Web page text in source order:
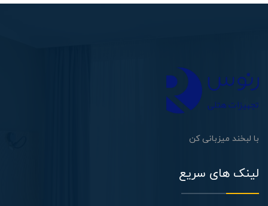
با لبخند میزبانی کن
لینک های سریع